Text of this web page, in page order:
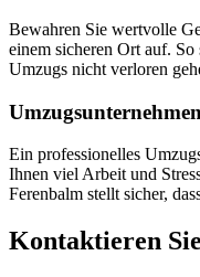
Bewahren Sie wertvolle
einem sicheren Ort auf. So
Umzugs nicht verloren
Ein professionelles
Ihnen viel Arbeit und
Ferenbalm stellt sicher,
Kontaktieren